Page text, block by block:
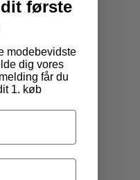
første
modebevidste
dig vores
får du
1. køb